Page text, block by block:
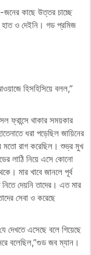
জনের কাছে উত্তর চাচ্ছে
হাত ও দেইনি। গড প্রমিজ
হিসহিসিয়ে বলল,”
ফ্রান্সে থাকার সময়কার
ধরা পড়েছিল জায়িনের
মতো রাগ করেছিল। শুভ্র মুখ
লাঠি নিয়ে এসে কোনো
মার খাবে জানলে পূর্ব
দেয়নি তাদের। এত মার
সেবা ও করেছে
দেখতে এসেছে বলে গিয়েছে
বলেছিল,”গুড জব ম্যান।